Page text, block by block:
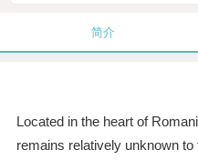
简介
Located in the heart of
remains relatively unknown